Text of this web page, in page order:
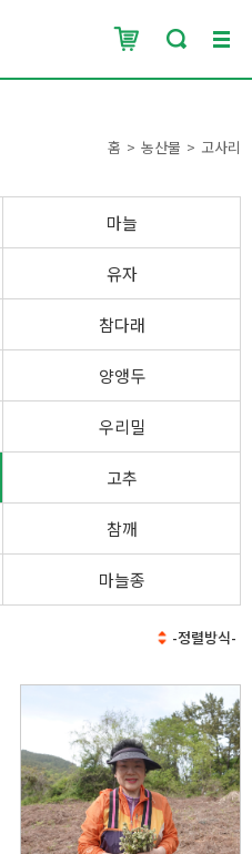
홈 농산물 고사리
마늘
유자
참다래
양앵두
우리밀
고추
참깨
마늘종